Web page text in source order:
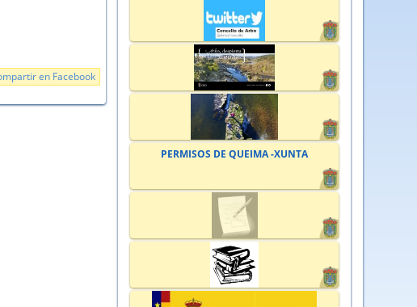
en Facebook
PERMISOS DE QUEIMA -XUNTA